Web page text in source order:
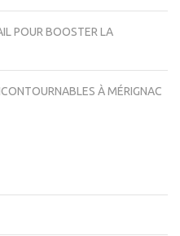
POUR BOOSTER LA
À MÉRIGNAC